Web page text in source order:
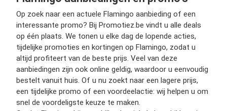
Op zoek naar een actuele Flamingo aanbieding of een
interessante promo? Bij Promotiez.be vindt u alle deals
op één plaats. We tonen u elke dag de lopende acties,
tijdelijke promoties en kortingen op Flamingo, zodat u
altijd profiteert van de beste prijs. Veel van deze
aanbiedingen zijn ook online geldig, waardoor u eenvoudig
bestelt vanuit huis. Of u nu zoekt naar een lagere prijs,
een tijdelijke promo of een voordeelactie: wij helpen u om
snel de voordeligste keuze te maken.